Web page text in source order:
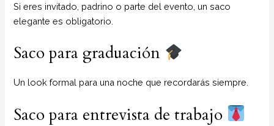
Si eres invitado, padrino o parte del evento, un saco
elegante es obligatorio.
Saco para graduación
Un look formal para una noche que recordarás siempre.
Saco para entrevista de trabajo